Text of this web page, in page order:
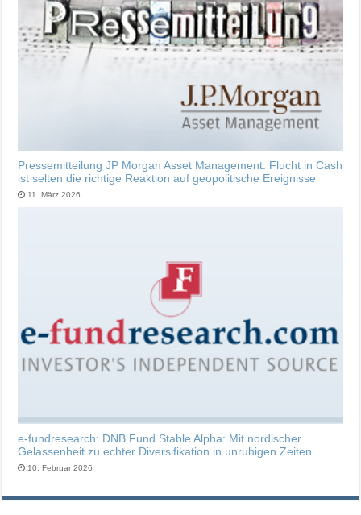
Pressemitteilung JP Morgan Asset Management: Flucht in Cash
ist selten die richtige Reaktion auf geopolitische Ereignisse
11. März 2026
e-fundresearch: DNB Fund Stable Alpha: Mit nordischer
Gelassenheit zu echter Diversifikation in unruhigen Zeiten
10. Februar 2026